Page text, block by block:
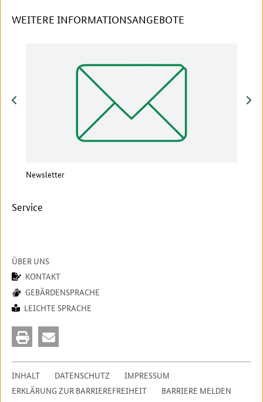
WEITERE INFORMATIONSANGEBOTE
Newsletter
vor
Service
ÜBER UNS
KONTAKT
GEBÄRDENSPRACHE
LEICHTE SPRACHE
INHALT DATENSCHUTZ
IMPRESSUM
ERKLÄRUNG ZUR BARRIEREFREIHEIT
BARRIERE MELDEN